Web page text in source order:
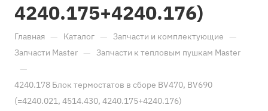
4240.175+4240.176)
Главная — Каталог — Запчасти и комплектующие —
Запчасти Master — Запчасти к тепловым пушкам Master
—
4240.178 Блок термостатов в сборе BV470, BV690
(=4240.021, 4514.430, 4240.175+4240.176)